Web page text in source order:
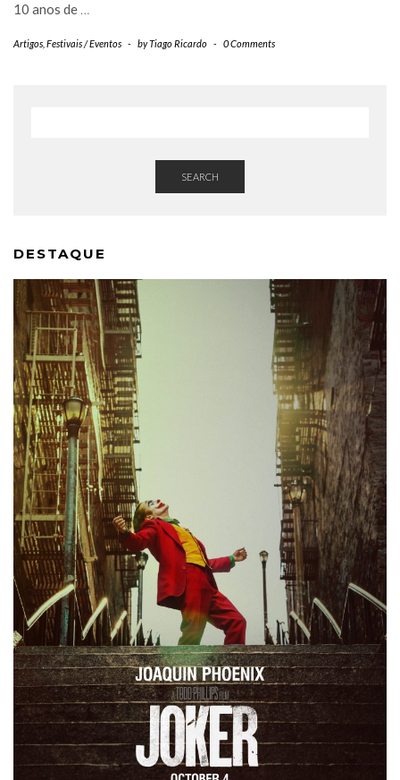
10 anos de …
Artigos Festivais / Eventos - byTiago Ricardo - 0 Comments
SEARCH
DESTAQUE